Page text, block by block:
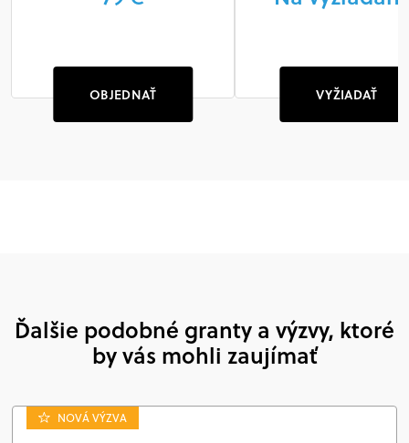
OBJEDNAŤ VYŽIADAŤ
Ďalšie podobné granty a výzvy, ktoré
by vás mohli zaujímať
NOVÁ VÝZVA